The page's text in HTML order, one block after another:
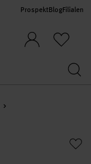
ProspektBlogFilialen